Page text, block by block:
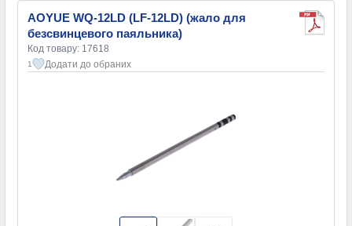
AOYUE WQ-12LD (LF-12LD) (жало для
безсвинцевого паяльника)
Код товару: 17618
1 Додати до обраних